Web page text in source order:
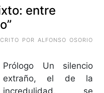
entre
POR ALFONSO OSORIO
Prólogo Un silencio
extraño, el de la
incredulidad, se